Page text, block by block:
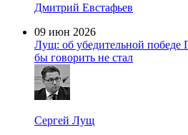
Дмитрий Евстафьев
09 июн 2026
Лущ: об убедительной победе
бы говорить не стал
Сергей Лущ